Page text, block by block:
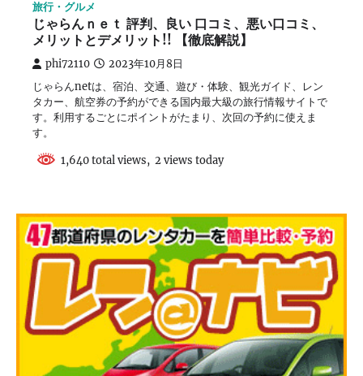
旅行・グルメ
じゃらんｎｅｔ 評判、良い 口コミ、悪い口コミ、
メリットとデメリット!! 【徹底解説】
phi72110 2023年10月8日
じゃらんnetは、宿泊、交通、遊び・体験、観光ガイド、レン
タカー、航空券の予約ができる国内最大級の旅行情報サイトで
す。利用するごとにポイントがたまり、次回の予約に使えま
す。
1,640 total views, 2 views today